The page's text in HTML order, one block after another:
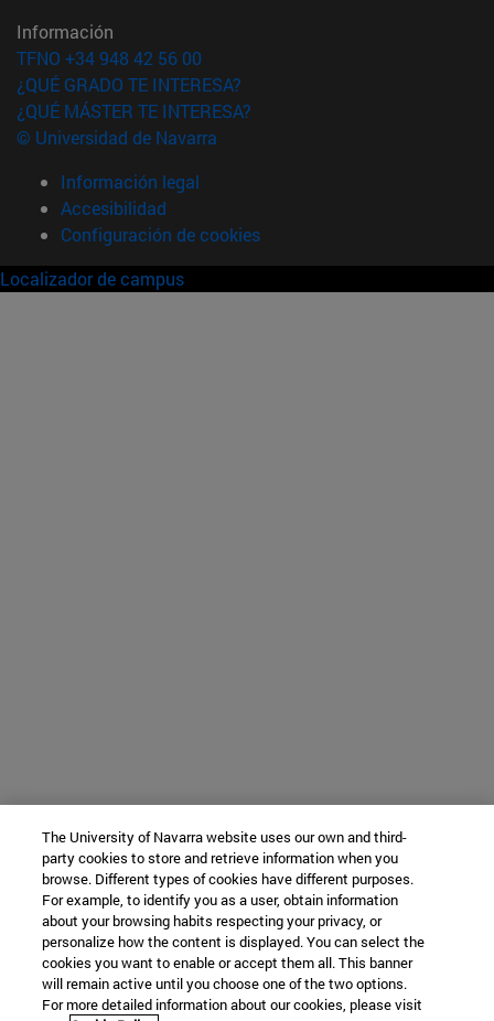
Información
TFNO +34 948 42 56 00
¿QUÉ GRADO TE INTERESA?
¿QUÉ MÁSTER TE INTERESA?
© Universidad de Navarra
Información legal
Accesibilidad
Configuración de cookies
Localizador de campus
The University of Navarra website uses our own and third-
party cookies to store and retrieve information when you
browse. Different types of cookies have different purposes.
For example, to identify you as a user, obtain information
about your browsing habits respecting your privacy, or
personalize how the content is displayed. You can select the
cookies you want to enable or accept them all. This banner
will remain active until you choose one of the two options.
For more detailed information about our cookies, please visit